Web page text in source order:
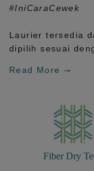
#IniCaraCewek
Laurier tersedia
dipilih sesuai
Read More
Fiber Dry